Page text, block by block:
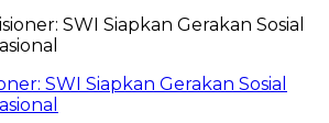
SWI Siapkan Gerakan Sosial